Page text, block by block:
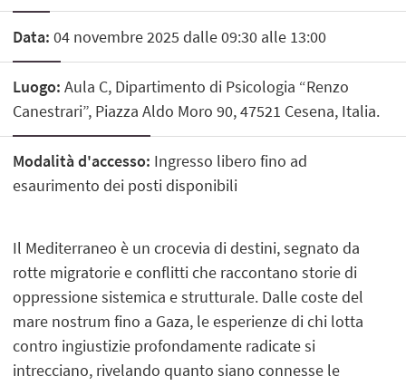
Data: 04 novembre 2025 dalle 09:30 alle 13:00
Luogo: Aula C, Dipartimento di Psicologia “Renzo
Canestrari”, Piazza Aldo Moro 90, 47521 Cesena, Italia.
Modalità d'accesso: Ingresso libero fino ad
esaurimento dei posti disponibili
Il Mediterraneo è un crocevia di destini, segnato da
rotte migratorie e conflitti che raccontano storie di
oppressione sistemica e strutturale. Dalle coste del
mare nostrum fino a Gaza, le esperienze di chi lotta
contro ingiustizie profondamente radicate si
intrecciano, rivelando quanto siano connesse le